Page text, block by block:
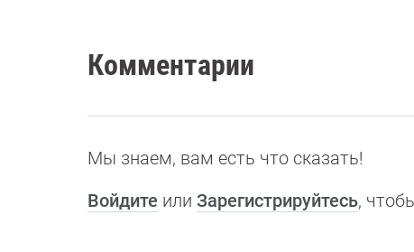
Комментарии
Мы знаем, вам есть что сказать!
Войдите или Зарегистрируйтесь,